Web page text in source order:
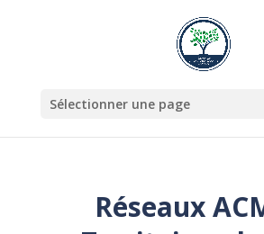
Sélectionner une page
Réseaux